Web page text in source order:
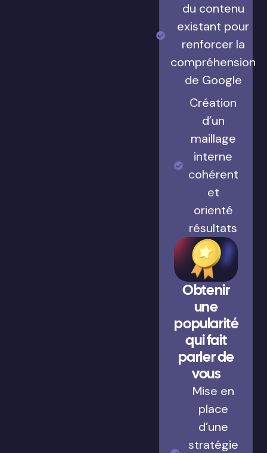
du contenu
existant pour
renforcer la
compréhension
de Google
Création
d’un
maillage
interne
cohérent
et
orienté
résultats
Obtenir
une
popularité
qui fait
parler de
vous
Mise en
place
d’une
stratégie